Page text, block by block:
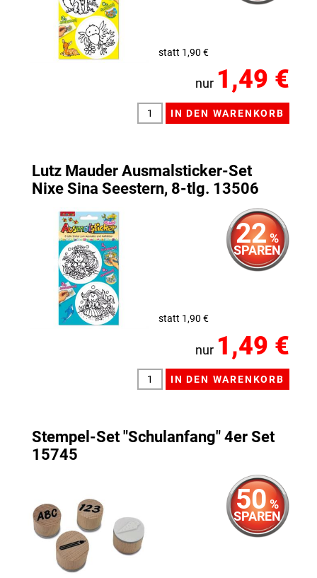
statt 1,90 €
nur 1,49 €
Lutz Mauder Ausmalsticker-Set
Nixe Sina Seestern, 8-tlg. 13506
22 %
SPAREN
statt 1,90 €
nur 1,49 €
Stempel-Set "Schulanfang" 4er Set
15745
50 %
SPAREN